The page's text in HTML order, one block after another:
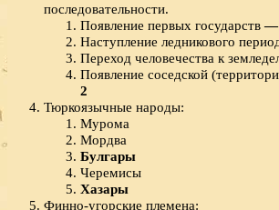
последовательности.
Появление первых государств—
Наступление ледникового
Переход человечества к
Появление соседской
2
Тюркоязычные народы:
Мурома
Мордва
Булгары
Черемисы
Хазары
Финно-угорские племена: